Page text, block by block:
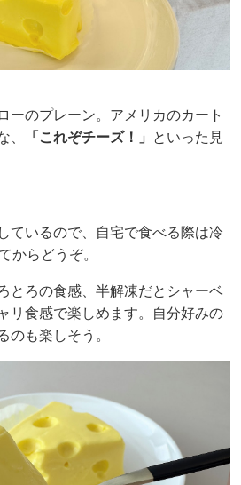
ーのプレーン。アメリカのカート
、
「これぞチーズ！」
といった見
ているので、自宅で食べる際は冷
からどうぞ。
とろの食感、半解凍だとシャーベ
リ食感で楽しめます。自分好みの
のも楽しそう。